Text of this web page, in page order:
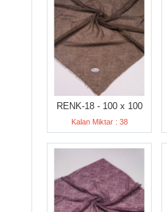
RENK-18 - 100 x 100
Kalan Miktar : 38